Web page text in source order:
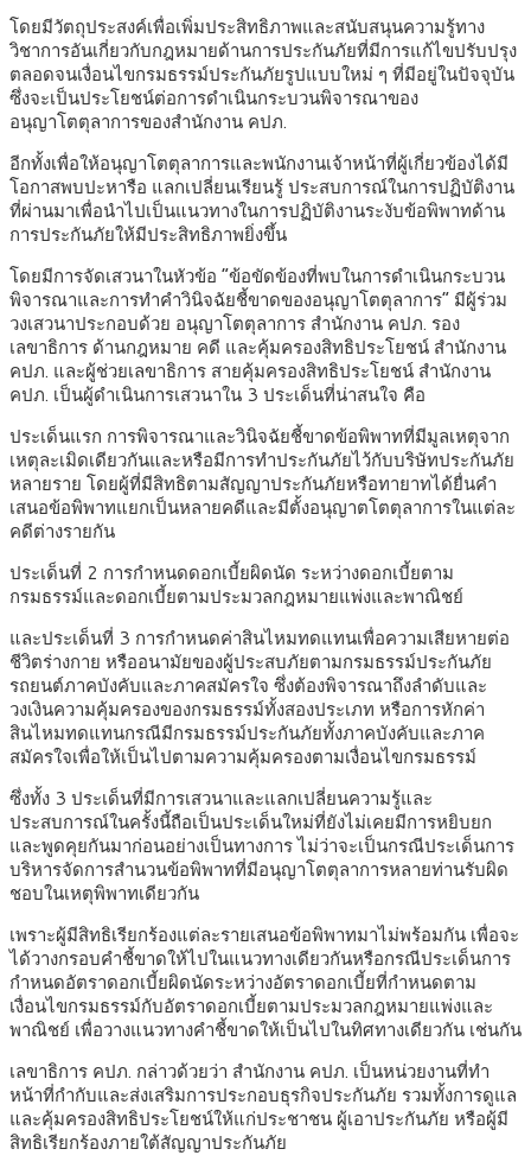
โดยมีวัตถุประสงค์เพื่อเพิ่มประสิทธิภาพและสนับสนุนความรู้ทาง
วิชาการอันเกี่ยวกับกฎหมายด้านการประกันภัยที่มีการแก้ไขปรับปรุง
ตลอดจนเงื่อนไขกรมธรรม์ประกันภัยรูปแบบใหม่ ๆ ที่มีอยู่ในปัจจุบัน
ซึ่งจะเป็นประโยชน์ต่อการดำเนินกระบวนพิจารณาของ
อนุญาโตตุลาการของสำนักงาน คปภ.
อีกทั้งเพื่อให้อนุญาโตตุลาการและพนักงานเจ้าหน้าที่ผู้เกี่ยวข้องได้มี
โอกาสพบปะหารือ แลกเปลี่ยนเรียนรู้ ประสบการณ์ในการปฏิบัติงาน
ที่ผ่านมาเพื่อนำไปเป็นแนวทางในการปฏิบัติงานระงับข้อพิพาทด้าน
การประกันภัยให้มีประสิทธิภาพยิ่งขึ้น
โดยมีการจัดเสวนาในหัวข้อ “ข้อขัดข้องที่พบในการดำเนินกระบวน
พิจารณาและการทำคำวินิจฉัยชี้ขาดของอนุญาโตตุลาการ” มีผู้ร่วม
วงเสวนาประกอบด้วย อนุญาโตตุลาการ สำนักงาน คปภ. รอง
เลขาธิการ ด้านกฎหมาย คดี และคุ้มครองสิทธิประโยชน์ สำนักงาน
คปภ. และผู้ช่วยเลขาธิการ สายคุ้มครองสิทธิประโยชน์ สำนักงาน
คปภ. เป็นผู้ดำเนินการเสวนาใน 3 ประเด็นที่น่าสนใจ คือ
ประเด็นแรก การพิจารณาและวินิจฉัยชี้ขาดข้อพิพาทที่มีมูลเหตุจาก
เหตุละเมิดเดียวกันและหรือมีการทำประกันภัยไว้กับบริษัทประกันภัย
หลายราย โดยผู้ที่มีสิทธิตามสัญญาประกันภัยหรือทายาทได้ยื่นคำ
เสนอข้อพิพาทแยกเป็นหลายคดีและมีตั้งอนุญาตโตตุลาการในแต่ละ
คดีต่างรายกัน
ประเด็นที่ 2 การกำหนดดอกเบี้ยผิดนัด ระหว่างดอกเบี้ยตาม
กรมธรรม์และดอกเบี้ยตามประมวลกฎหมายแพ่งและพาณิชย์
และประเด็นที่ 3 การกำหนดค่าสินไหมทดแทนเพื่อความเสียหายต่อ
ชีวิตร่างกาย หรืออนามัยของผู้ประสบภัยตามกรมธรรม์ประกันภัย
รถยนต์ภาคบังคับและภาคสมัครใจ ซึ่งต้องพิจารณาถึงลำดับและ
วงเงินความคุ้มครองของกรมธรรม์ทั้งสองประเภท หรือการหักค่า
สินไหมทดแทนกรณีมีกรมธรรม์ประกันภัยทั้งภาคบังคับและภาค
สมัครใจเพื่อให้เป็นไปตามความคุ้มครองตามเงื่อนไขกรมธรรม์
ซึ่งทั้ง 3 ประเด็นที่มีการเสวนาและแลกเปลี่ยนความรู้และ
ประสบการณ์ในครั้งนี้ถือเป็นประเด็นใหม่ที่ยังไม่เคยมีการหยิบยก
และพูดคุยกันมาก่อนอย่างเป็นทางการ ไม่ว่าจะเป็นกรณีประเด็นการ
บริหารจัดการสำนวนข้อพิพาทที่มีอนุญาโตตุลาการหลายท่านรับผิด
ชอบในเหตุพิพาทเดียวกัน
เพราะผู้มีสิทธิเรียกร้องแต่ละรายเสนอข้อพิพาทมาไม่พร้อมกัน เพื่อจะ
ได้วางกรอบคำชี้ขาดให้ไปในแนวทางเดียวกันหรือกรณีประเด็นการ
กำหนดอัตราดอกเบี้ยผิดนัดระหว่างอัตราดอกเบี้ยที่กำหนดตาม
เงื่อนไขกรมธรรม์กับอัตราดอกเบี้ยตามประมวลกฎหมายแพ่งและ
พาณิชย์ เพื่อวางแนวทางคำชี้ขาดให้เป็นไปในทิศทางเดียวกัน เช่นกัน
เลขาธิการ คปภ. กล่าวด้วยว่า สำนักงาน คปภ. เป็นหน่วยงานที่ทำ
หน้าที่กำกับและส่งเสริมการประกอบธุรกิจประกันภัย รวมทั้งการดูแล
และคุ้มครองสิทธิประโยชน์ให้แก่ประชาชน ผู้เอาประกันภัย หรือผู้มี
สิทธิเรียกร้องภายใต้สัญญาประกันภัย